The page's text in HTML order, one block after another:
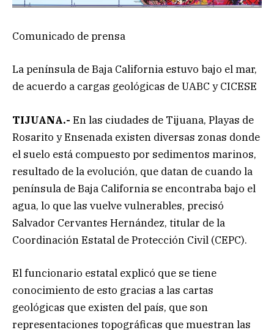
Comunicado de prensa
La península de Baja California estuvo bajo el mar,
de acuerdo a cargas geológicas de UABC y CICESE
TIJUANA.- En las ciudades de Tijuana, Playas de
Rosarito y Ensenada existen diversas zonas donde
el suelo está compuesto por sedimentos marinos,
resultado de la evolución, que datan de cuando la
península de Baja California se encontraba bajo el
agua, lo que las vuelve vulnerables, precisó
Salvador Cervantes Hernández, titular de la
Coordinación Estatal de Protección Civil (CEPC).
El funcionario estatal explicó que se tiene
conocimiento de esto gracias a las cartas
geológicas que existen del país, que son
representaciones topográficas que muestran las